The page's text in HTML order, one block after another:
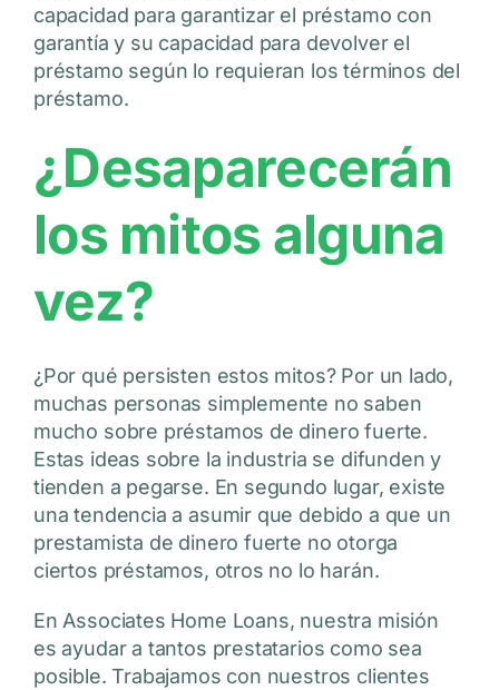
capacidad para garantizar el préstamo con
garantía y su capacidad para devolver el
préstamo según lo requieran los términos del
préstamo.
¿Desaparecerán
los mitos alguna
vez?
¿Por qué persisten estos mitos? Por un lado,
muchas personas simplemente no saben
mucho sobre préstamos de dinero fuerte.
Estas ideas sobre la industria se difunden y
tienden a pegarse. En segundo lugar, existe
una tendencia a asumir que debido a que un
prestamista de dinero fuerte no otorga
ciertos préstamos, otros no lo harán.
En Associates Home Loans, nuestra misión
es ayudar a tantos prestatarios como sea
posible. Trabajamos con nuestros clientes